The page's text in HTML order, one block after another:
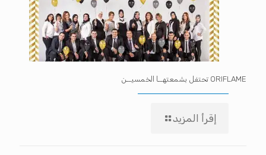
ORIFLAME تحتفل بشمعتهــا الخمسيــن
إقرأ المزيد